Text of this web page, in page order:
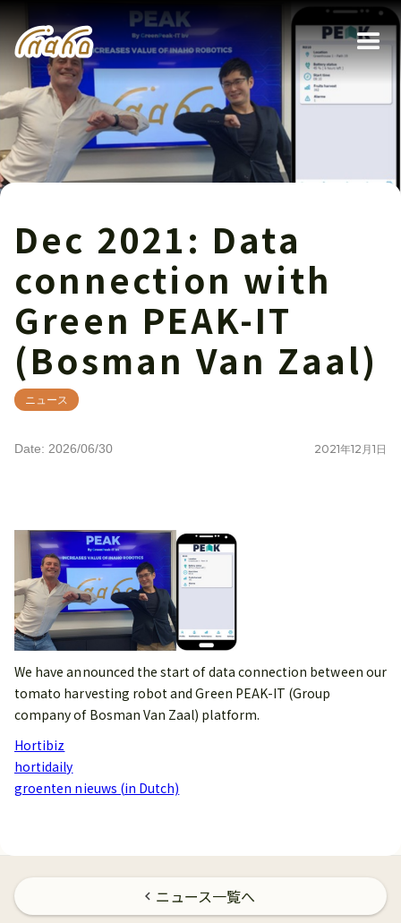
Dec 2021: Data
connection with
Green PEAK-IT
(Bosman Van Zaal)
ニュース
Date: 2026/06/30 2021年12 月1 日
We have announced the start of data connection between our
tomato harvesting robot and Green PEAK-IT (Group
company of Bosman Van Zaal) platform.
Hortibiz
hortidaily
groenten nieuws (in Dutch)
chevron_left ニュース一覧へ